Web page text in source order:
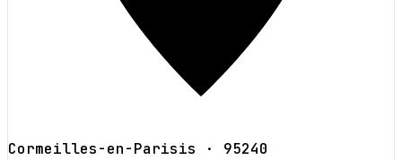
Cormeilles-en-Parisis · 95240